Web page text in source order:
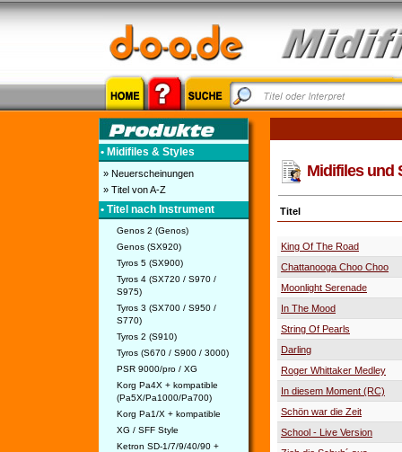
• Midifiles & Styles
» Neuerscheinungen
» Titel von A-Z
• Titel nach Instrument
Genos 2 (Genos)
Genos (SX920)
Tyros 5 (SX900)
Tyros 4 (SX720 / S970 /
S975)
Tyros 3 (SX700 / S950 /
S770)
Tyros 2 (S910)
Tyros (S670 / S900 / 3000)
PSR 9000/pro / XG
Korg Pa4X + kompatible
(Pa5X/Pa1000/Pa700)
Korg Pa1/X + kompatible
XG / SFF Style
Ketron SD-1/7/9/40/90 +
Midifiles und
Titel
King Of The Road
Chattanooga Choo Choo
Moonlight Serenade
In The Mood
String Of Pearls
Darling
Roger Whittaker Medley
In diesem Moment (RC)
Schön war die Zeit
School - Live Version